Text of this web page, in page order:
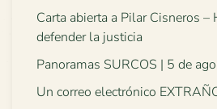
Carta abierta a Pilar Cisneros –
defender la justicia
Panoramas SURCOS | 5 de
Un correo electrónico